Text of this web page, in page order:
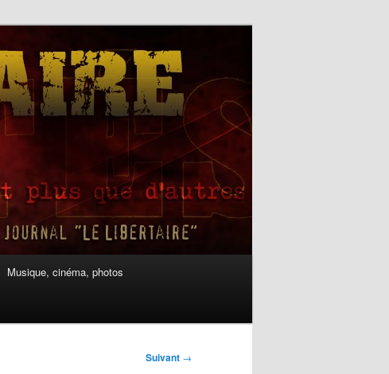
Musique, cinéma, photos
Suivant →